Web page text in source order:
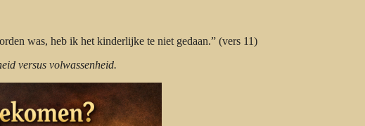
was, heb ik het kinderlijke te niet gedaan.” (vers 11)
versus volwassenheid.